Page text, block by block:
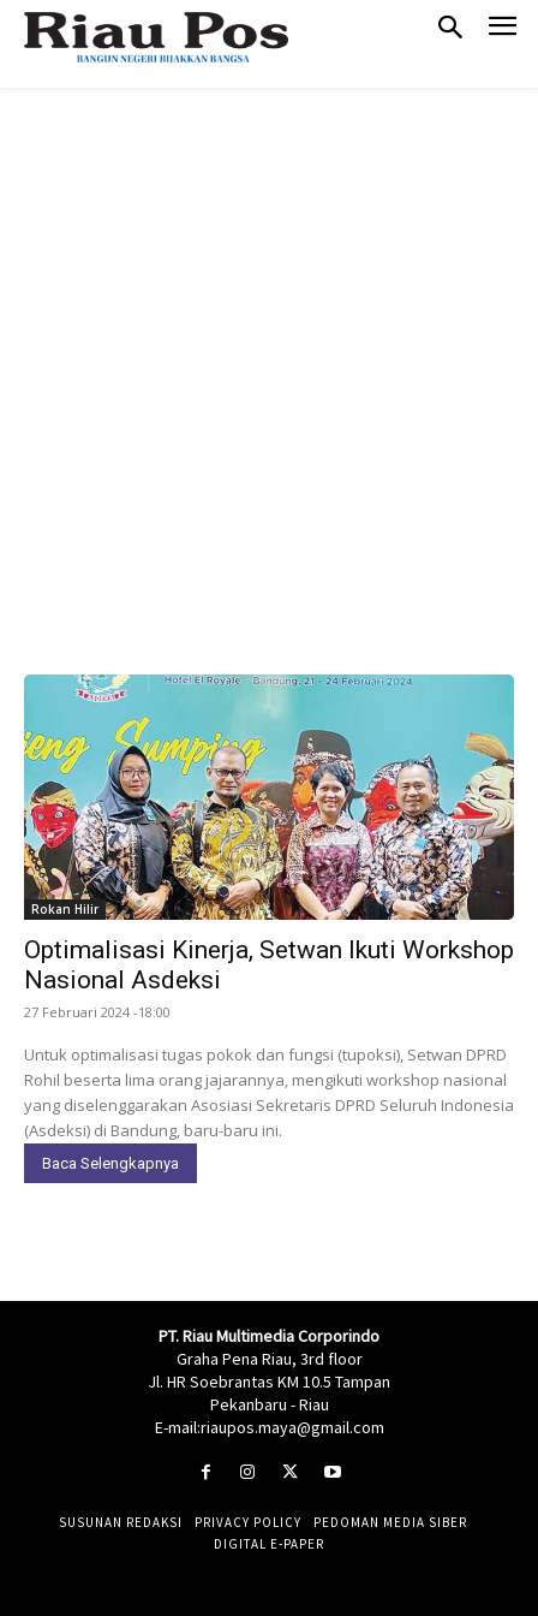
Rokan Hilir
Optimalisasi Kinerja, Setwan Ikuti Workshop
Nasional Asdeksi
27 Februari 2024 -18:00
Untuk optimalisasi tugas pokok dan fungsi (tupoksi), Setwan DPRD
Rohil beserta lima orang jajarannya, mengikuti workshop nasional
yang diselenggarakan Asosiasi Sekretaris DPRD Seluruh Indonesia
(Asdeksi) di Bandung, baru-baru ini.
Baca Selengkapnya
PT. Riau Multimedia Corporindo
Graha Pena Riau, 3rd floor
Jl. HR Soebrantas KM 10.5 Tampan
Pekanbaru - Riau
E-mail:riaupos.maya@gmail.com
SUSUNAN REDAKSI PRIVACY POLICY
PEDOMAN MEDIA SIBER
DIGITAL E-PAPER